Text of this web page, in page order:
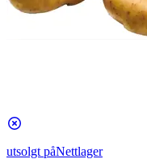
utsolgt påNettlager